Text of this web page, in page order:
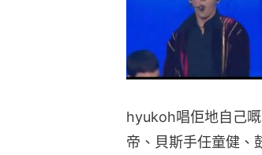
hyukoh唱佢地自己
帝、貝斯手任童健、